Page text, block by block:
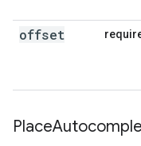
offset
Place